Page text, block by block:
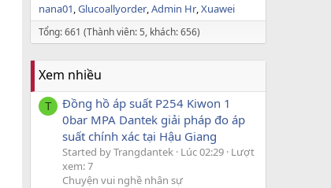
nana01 Glucoallyorder Admin Hr Xuawei
Tổng: 661 (Thành viên: 5, khách: 656)
Xem nhiều
T
Đồng hồ áp suất P254 Kiwon 1
0bar MPA Dantek giải pháp đo áp
suất chính xác tại Hậu Giang
Started by Trangdantek Lúc 02:29 Lượt
xem: 7
Chuyện vui nghề nhân sự